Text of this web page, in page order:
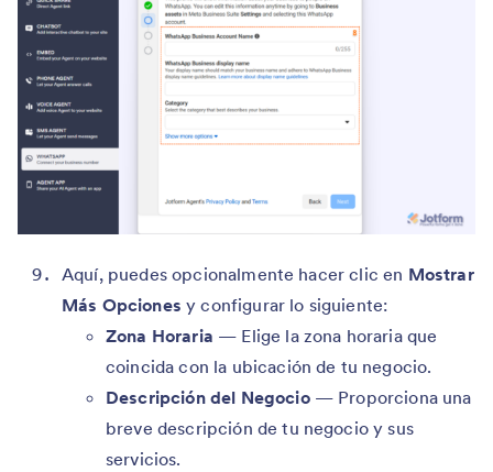
Aquí, puedes opcionalmente hacer clic en Mostrar
Más Opciones y configurar lo siguiente:
Zona Horaria — Elige la zona horaria que
coincida con la ubicación de tu negocio.
Descripción del Negocio— Proporciona una
breve descripción de tu negocio y sus
servicios.